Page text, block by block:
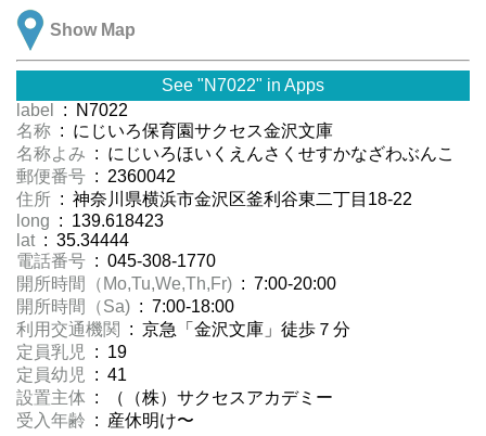
Show Map
See "N7022" in Apps
label
: N7022
名称 : にじいろ保育園サクセス金沢文庫
名称よみ : にじいろほいくえんさくせすかなざわぶんこ
郵便番号 : 2360042
住所 : 神奈川県横浜市金沢区釜利谷東二丁目18-22
long : 139.618423
lat : 35.34444
電話番号 : 045-308-1770
開所時間（Mo,Tu,We,Th,Fr) : 7:00-20:00
開所時間（Sa) : 7:00-18:00
利用交通機関
: 京急「金沢文庫」徒歩７分
定員乳児
: 19
定員幼児
: 41
設置主体 : （（株）サクセスアカデミー
受入年齢 : 産休明け〜